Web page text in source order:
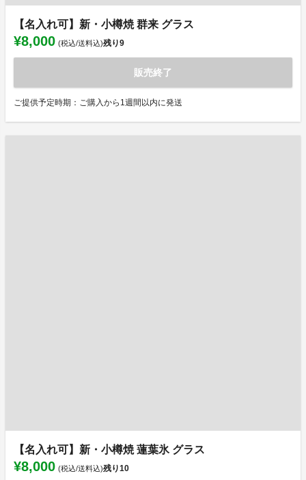
【名入れ可】新・小樽焼 群来 グラス
¥8,000 (税込/送料込)残り9
販売終了
ご提供予定時期：ご購入から1週間以内に発送
【名入れ可】新・小樽焼 蓮葉氷 グラス
¥8,000 (税込/送料込)残り10